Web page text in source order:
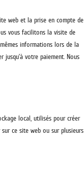
web et la prise en compte de
vous facilitons la visite de
informations lors de la
votre paiement. Nous
local, utilisés pour créer
ce site web ou sur plusieurs